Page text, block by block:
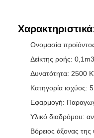
Ονομασία
Δείκτης ροής:
Δυνατότητα: 2500
Κατηγορία ισχύος:
Εφαρμογή:
Υλικό διαδρόμου:
Βόρειος άξονας